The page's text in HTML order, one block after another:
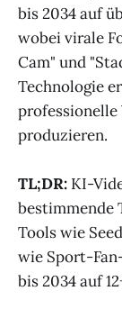
bis 2034 auf
wobei virale
Cam" und
Technologie
professionelle
produzieren.
TL;DR: KI-
bestimmende
Tools wie
wie Sport-
bis 2034 auf